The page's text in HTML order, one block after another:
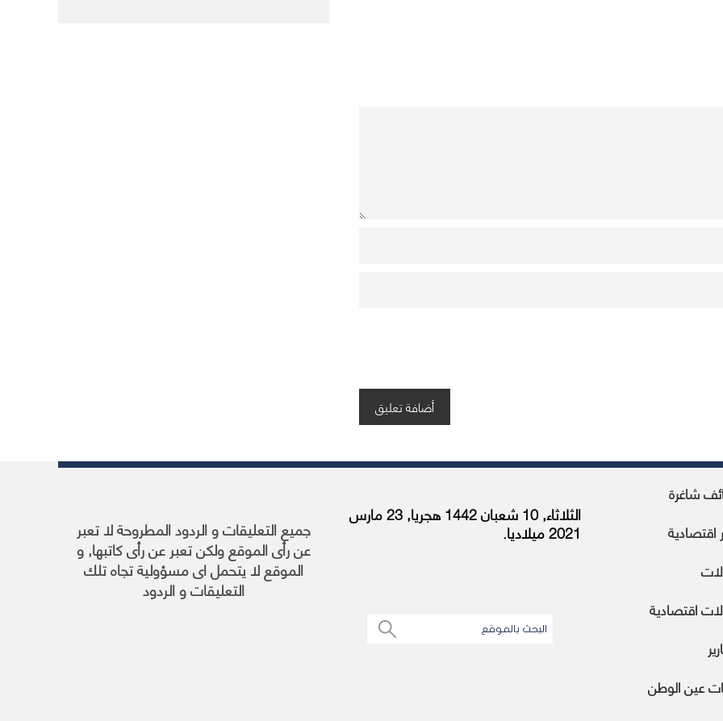
شاغرة
اقتصادية
اقتصادية
عين الوطن
الثلاثاء, 10 شعبان 1442 هجريا, 23 مارس
2021 ميلاديا. جميع التعليقات و الردود المطروحة لا تعبر
عن رأى الموقع ولكن تعبر عن رأى كاتبها, و
الموقع لا يتحمل اى مسؤولية تجاه تلك
التعليقات و الردود